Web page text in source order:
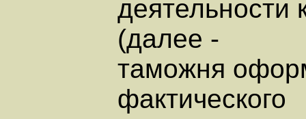
деятельности
(далее -
таможня
фактического